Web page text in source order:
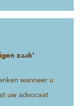
zaak'
wanneer u
uw advocaat